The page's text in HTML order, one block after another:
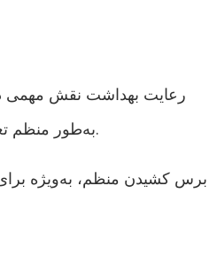
رعایت بهداشت نقش مهمی
به‌طور منظم تعویض گردد. همچنین ظرف غذا و آب باید همیشه شسته و ضدعفونی شوند.
برس کشیدن منظم، به‌ویژه